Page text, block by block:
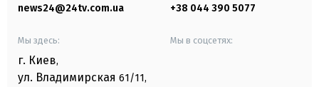
news24@24tv.com.ua +38 044 390 5077
Мы здесь:
г. Киев,
ул. Владимирская 61/11,
Мы в соцсетях: